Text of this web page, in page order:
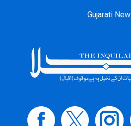
Gujarati